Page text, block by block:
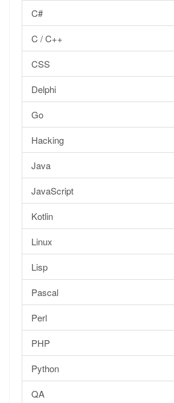
C#
C / C++
CSS
Delphi
Go
Hacking
Java
JavaScript
Kotlin
Linux
Lisp
Pascal
Perl
PHP
Python
QA